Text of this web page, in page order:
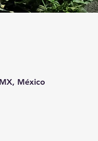
México